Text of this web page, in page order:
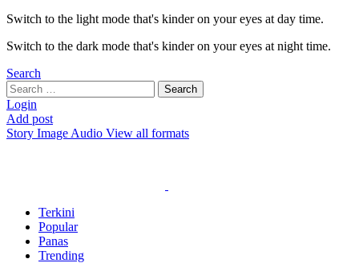
Switch to the light mode that's kinder on your eyes at day time.
Switch to the dark mode that's kinder on your eyes at night time.
Search
Search
for:
Search
Login
Add post
Story Image Audio View all formats
Terkini
Popular
Panas
Trending